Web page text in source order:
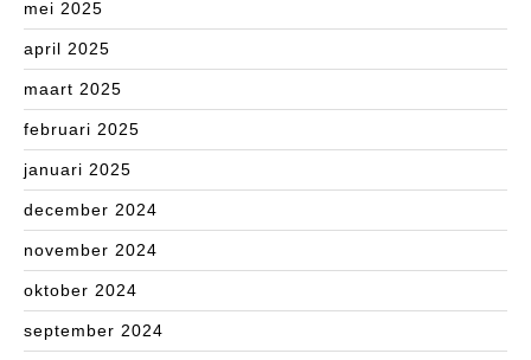
mei 2025
april 2025
maart 2025
februari 2025
januari 2025
december 2024
november 2024
oktober 2024
september 2024